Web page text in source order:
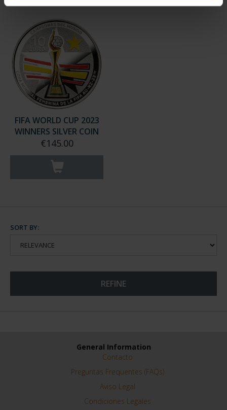
FIFA WORLD CUP 2023
WINNERS SILVER COIN
€145.00
SORT BY:
REFINE
General Information
Contacto
Preguntas Frequentes (FAQs)
Aviso Legal
Condiciones Legales